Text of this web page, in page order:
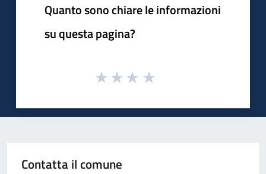
Quanto sono chiare le informazioni
su questa pagina?
Contatta il comune